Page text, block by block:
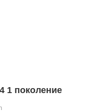
1 поколение